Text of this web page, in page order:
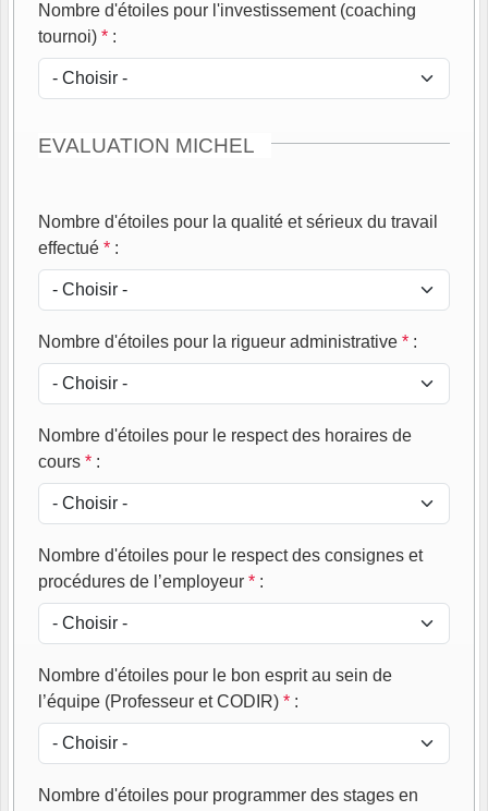
Nombre d'étoiles pour l'investissement (coaching
tournoi) * :
EVALUATION MICHEL
Nombre d'étoiles pour la qualité et sérieux du travail
effectué * :
Nombre d'étoiles pour la rigueur administrative * :
Nombre d'étoiles pour le respect des horaires de
cours * :
Nombre d'étoiles pour le respect des consignes et
procédures de l’employeur * :
Nombre d'étoiles pour le bon esprit au sein de
l’équipe (Professeur et CODIR) * :
Nombre d'étoiles pour programmer des stages en